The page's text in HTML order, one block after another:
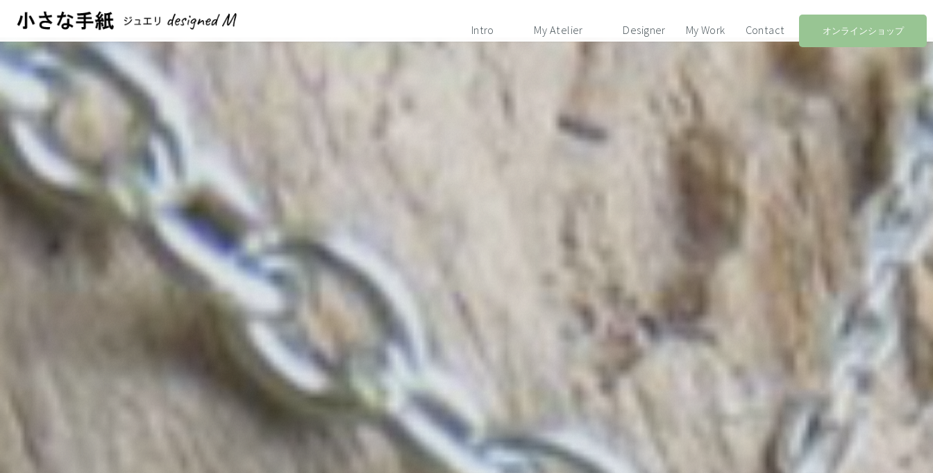
Intro My Atelier Designer My Work Contact オンラインショップ